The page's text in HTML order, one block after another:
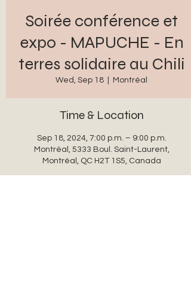
Soirée conférence et
expo - MAPUCHE - En
terres solidaire au Chili
Wed, Sep 18 Montréal
Time & Location
Sep 18, 2024, 7:00 p.m. – 9:00 p.m.
Montréal, 5333 Boul. Saint-Laurent,
Montréal, QC H2T 1S5, Canada